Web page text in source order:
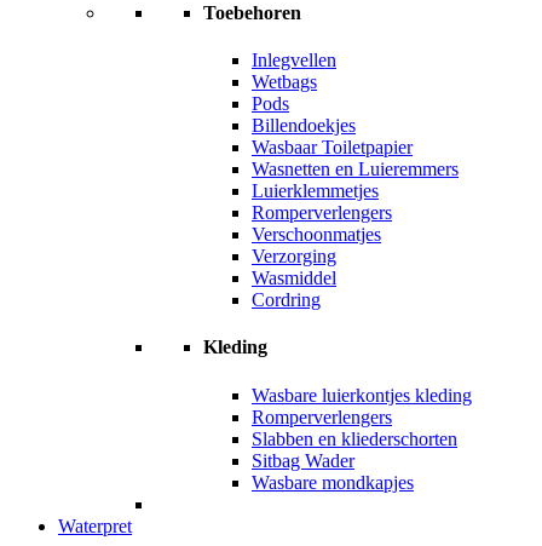
Toebehoren
Inlegvellen
Wetbags
Pods
Billendoekjes
Wasbaar Toiletpapier
Wasnetten en Luieremmers
Luierklemmetjes
Romperverlengers
Verschoonmatjes
Verzorging
Wasmiddel
Cordring
Kleding
Wasbare luierkontjes kleding
Romperverlengers
Slabben en kliederschorten
Sitbag Wader
Wasbare mondkapjes
Waterpret